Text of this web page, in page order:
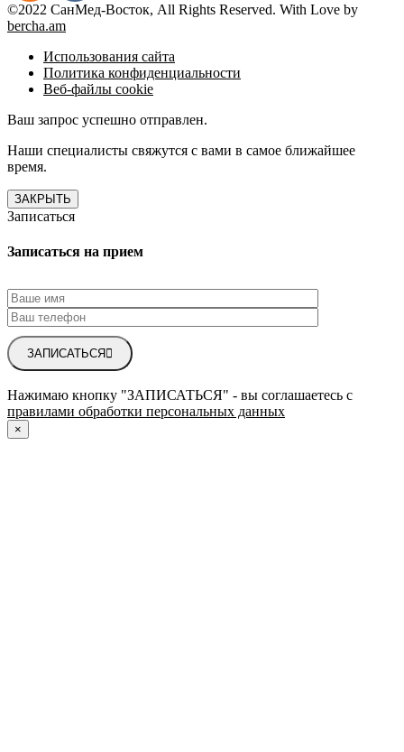
©2022 СанМед-Восток, All Rights Reserved. With Love by
bercha.am
Использования сайта
Политика конфиденциальности
Веб-файлы cookie
Ваш запрос успешно отправлен.
Наши специалисты свяжутся с вами в самое ближайшее
время.
ЗАКРЫТЬ
Записаться
Записаться на прием
ЗАПИСАТЬСЯ
Нажимаю кнопку "ЗАПИСАТЬСЯ" - вы соглашаетесь с
правилами обработки персональных данных
×